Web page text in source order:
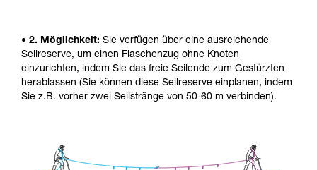
• 2. Möglichkeit: Sie verfügen über eine ausreichende
Seilreserve, um einen Flaschenzug ohne Knoten
einzurichten, indem Sie das freie Seilende zum Gestürzten
herablassen (Sie können diese Seilreserve einplanen, indem
Sie z.B. vorher zwei Seilstränge von 50-60 m verbinden).